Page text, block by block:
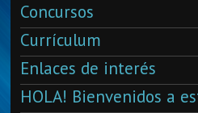
Concursos
Currículum
Enlaces de interés
HOLA! Bienvenidos a